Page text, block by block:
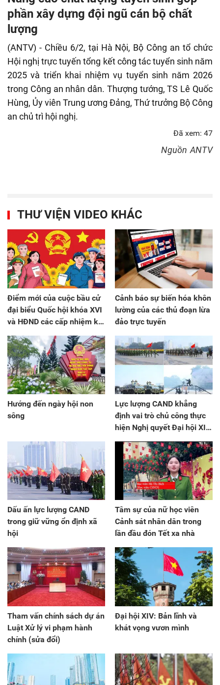
phần xây dựng đội ngũ cán bộ chất
lượng
(ANTV) - Chiều 6/2, tại Hà Nội, Bộ Công an tổ chức
Hội nghị trực tuyến tổng kết công tác tuyển sinh năm
2025 và triển khai nhiệm vụ tuyển sinh năm 2026
trong Công an nhân dân. Thượng tướng, TS Lê Quốc
Hùng, Ủy viên Trung ương Đảng, Thứ trưởng Bộ Công
an chủ trì hội nghị.
Đã xem: 47
Nguồn ANTV
THƯ VIỆN VIDEO KHÁC
Điểm mới của cuộc bầu cử
đại biểu Quốc hội khóa XVI
và HĐND các cấp nhiệm kỳ
Cảnh báo sự biến hóa khôn
lường của các thủ đoạn lừa
đảo trực tuyến
Hướng đến ngày hội non
sông
Lực lượng CAND khẳng
định vai trò chủ công thực
hiện Nghị quyết Đại hội XIV
của Đảng
Dấu ấn lực lượng CAND
trong giữ vững ổn định xã
hội
Tâm sự của nữ học viên
Cảnh sát nhân dân trong
lần đầu đón Tết xa nhà
Tham vấn chính sách dự án
Luật Xử lý vi phạm hành
chính (sửa đổi)
Đại hội XIV: Bản lĩnh và
khát vọng vươn mình